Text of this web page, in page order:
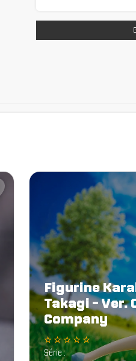
Figurine
Takagi - Ver.
Company
☆ ☆ ☆ ☆ ☆
Série :